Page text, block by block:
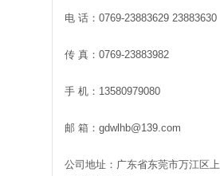
电 话：0769-23883629 23883630
传 真：0769-23883982
手 机：13580979080
邮 箱：gdwlhb@139.com
公司地址：广东省东莞市万江区上